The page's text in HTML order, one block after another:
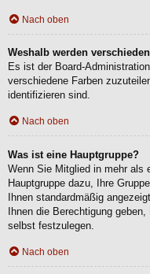
Nach oben
Weshalb werden
Es ist der Board-
verschiedene Farben
identifizieren sind.
Nach oben
Was ist eine Hauptgruppe?
Wenn Sie Mitglied in mehr als
Hauptgruppe dazu, Ihre
Ihnen standardmäßig
Ihnen die Berechtigung
selbst festzulegen.
Nach oben